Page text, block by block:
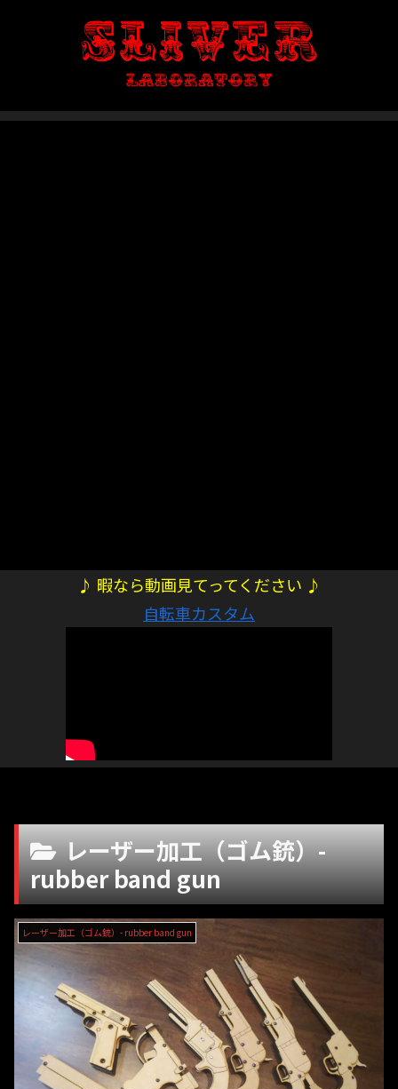
♪ 暇なら動画見てってください ♪
自転車カスタム
レーザー加工（ゴム銃）-
rubber band gun
レーザー加工（ゴム銃）- rubber band gun